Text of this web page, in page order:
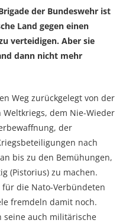
der Bundeswehr ist
Land gegen einen
verteidigen. Aber sie
dann nicht mehr
Weg zurückgelegt von der
dem Nie-Wieder
der
nach
bis zu den Bemühungen,
(Pistorius) zu machen.
die Nato-Verbündeten
fremdeln damit noch.
seine auch militärische